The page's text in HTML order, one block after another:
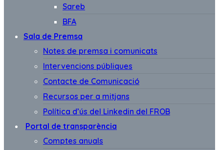
Sareb
BFA
Sala de Premsa
Notes de premsa i comunicats
Intervencions públiques
Contacte de Comunicació
Recursos per a mitjans
Política d’ús del Linkedin del FROB
Portal de transparència
Comptes anuals